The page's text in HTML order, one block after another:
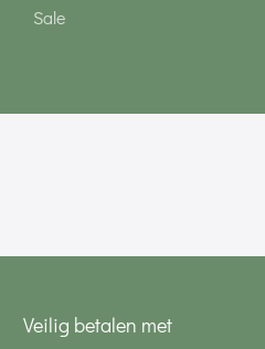
Sale
Veilig betalen met